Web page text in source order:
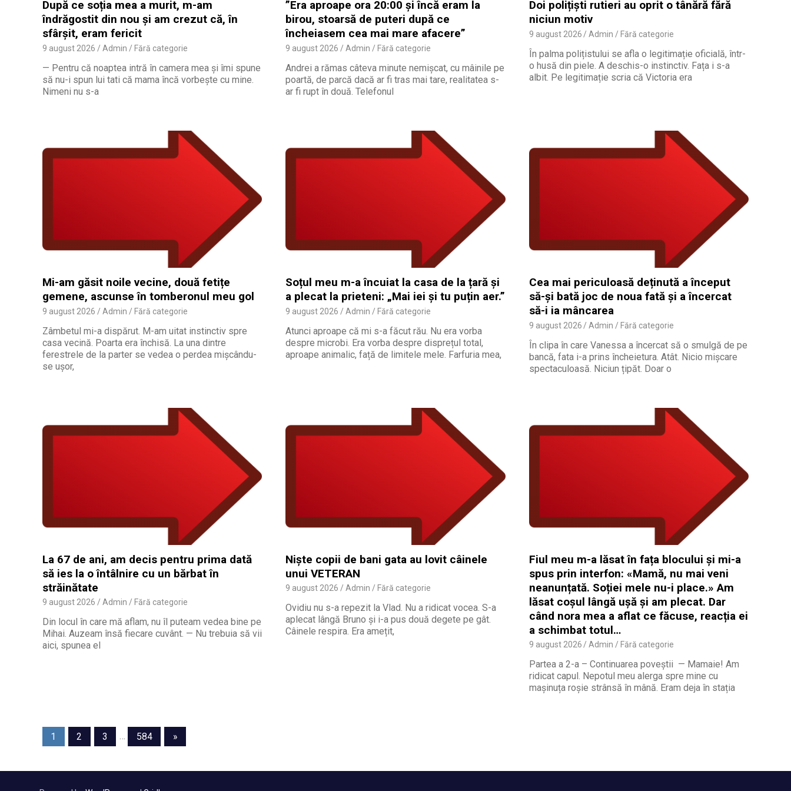
După ce soția mea a murit, m-am
îndrăgostit din nou și am crezut că, în
sfârșit, eram fericit
9 august 2026 Admin Fără categorie
— Pentru că noaptea intră în camera mea și îmi spune
să nu-i spun lui tati că mama încă vorbește cu mine.
Nimeni nu s-a
”Era aproape ora 20:00 și încă eram la
birou, stoarsă de puteri după ce
încheiasem cea mai mare afacere”
9 august 2026 Admin Fără categorie
Andrei a rămas câteva minute nemișcat, cu mâinile pe
poartă, de parcă dacă ar fi tras mai tare, realitatea s-
ar fi rupt în două. Telefonul
Doi polițiști rutieri au oprit o tânără fără
niciun motiv
9 august 2026 Admin Fără categorie
În palma polițistului se afla o legitimație oficială, într-
o husă din piele. A deschis-o instinctiv. Fața i s-a
albit. Pe legitimație scria că Victoria era
Mi-am găsit noile vecine, două fetițe
gemene, ascunse în tomberonul meu gol
9 august 2026 Admin Fără categorie
Zâmbetul mi-a dispărut. M-am uitat instinctiv spre
casa vecină. Poarta era închisă. La una dintre
ferestrele de la parter se vedea o perdea mișcându-
se ușor,
Soțul meu m-a încuiat la casa de la țară și
a plecat la prieteni: „Mai iei și tu puțin aer.”
9 august 2026 Admin Fără categorie
Atunci aproape că mi s-a făcut rău. Nu era vorba
despre microbi. Era vorba despre disprețul total,
aproape animalic, față de limitele mele. Farfuria mea,
Cea mai periculoasă deținută a început
să-și bată joc de noua fată și a încercat
să-i ia mâncarea
9 august 2026 Admin Fără categorie
În clipa în care Vanessa a încercat să o smulgă de pe
bancă, fata i-a prins încheietura. Atât. Nicio mișcare
spectaculoasă. Niciun țipăt. Doar o
La 67 de ani, am decis pentru prima dată
să ies la o întâlnire cu un bărbat în
străinătate
9 august 2026 Admin Fără categorie
Din locul în care mă aflam, nu îl puteam vedea bine pe
Mihai. Auzeam însă fiecare cuvânt. — Nu trebuia să vii
aici, spunea el
Niște copii de bani gata au lovit câinele
unui VETERAN
9 august 2026 Admin Fără categorie
Ovidiu nu s-a repezit la Vlad. Nu a ridicat vocea. S-a
aplecat lângă Bruno și i-a pus două degete pe gât.
Câinele respira. Era amețit,
Fiul meu m-a lăsat în fața blocului și mi-a
spus prin interfon: «Mamă, nu mai veni
neanunțată. Soției mele nu-i place.» Am
lăsat coșul lângă ușă și am plecat. Dar
când nora mea a aflat ce făcuse, reacția ei
a schimbat totul…
9 august 2026 Admin Fără categorie
Partea a 2-a – Continuarea poveștii — Mamaie! Am
ridicat capul. Nepotul meu alerga spre mine cu
mașinuța roșie strânsă în mână. Eram deja în stația
Navigare
articole
1 2 3 … 584
Next
Posts
»